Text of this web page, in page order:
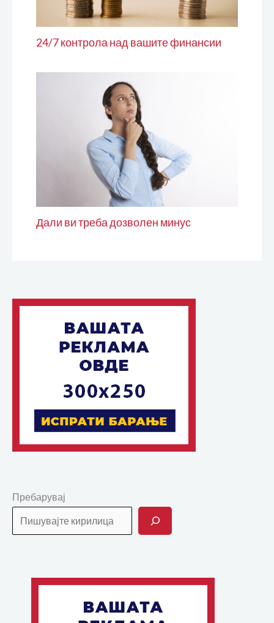
24/7 контрола над вашите финансии
Дали ви треба дозволен минус
Пребарувај